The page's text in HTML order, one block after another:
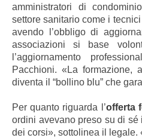
amministratori di
settore sanitario come i
avendo l’obbligo di
associazioni si base
l’aggiornamento
Pacchioni. «La formazione,
diventa il “bollino blu” che
Per quanto riguarda l’offerta
ordini avevano preso su di
dei corsi», sottolinea il legale.